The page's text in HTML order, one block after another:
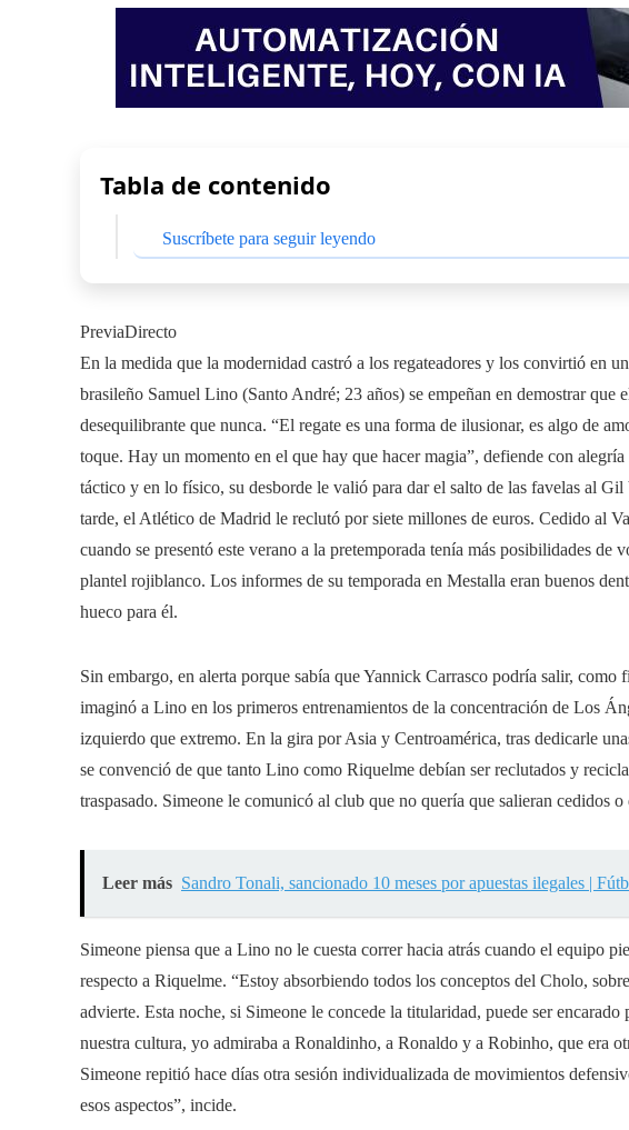
Tabla de contenido
Suscríbete para seguir leyendo
PreviaDirecto
En la medida que la modernidad castró a los regateadores y los convirtió en
brasileño Samuel Lino (Santo André; 23 años) se empeñan en demostrar que
desequilibrante que nunca. “El regate es una forma de ilusionar, es algo de
toque. Hay un momento en el que hay que hacer magia”, defiende con
táctico y en lo físico, su desborde le valió para dar el salto de las favelas al
tarde, el Atlético de Madrid le reclutó por siete millones de euros. Cedido al
cuando se presentó este verano a la pretemporada tenía más posibilidades de
plantel rojiblanco. Los informes de su temporada en Mestalla eran buenos
hueco para él.
Sin embargo, en alerta porque sabía que Yannick Carrasco podría salir,
imaginó a Lino en los primeros entrenamientos de la concentración de Los
izquierdo que extremo. En la gira por Asia y Centroamérica, tras dedicarle
se convenció de que tanto Lino como Riquelme debían ser reclutados y
traspasado. Simeone le comunicó al club que no quería que salieran cedidos
Leer más Sandro Tonali, sancionado 10 meses por apuestas ilegales |
Simeone piensa que a Lino no le cuesta correr hacia atrás cuando el equipo
respecto a Riquelme. “Estoy absorbiendo todos los conceptos del Cholo,
advierte. Esta noche, si Simeone le concede la titularidad, puede ser
nuestra cultura, yo admiraba a Ronaldinho, a Ronaldo y a Robinho, que era
Simeone repitió hace días otra sesión individualizada de movimientos
esos aspectos”, incide.